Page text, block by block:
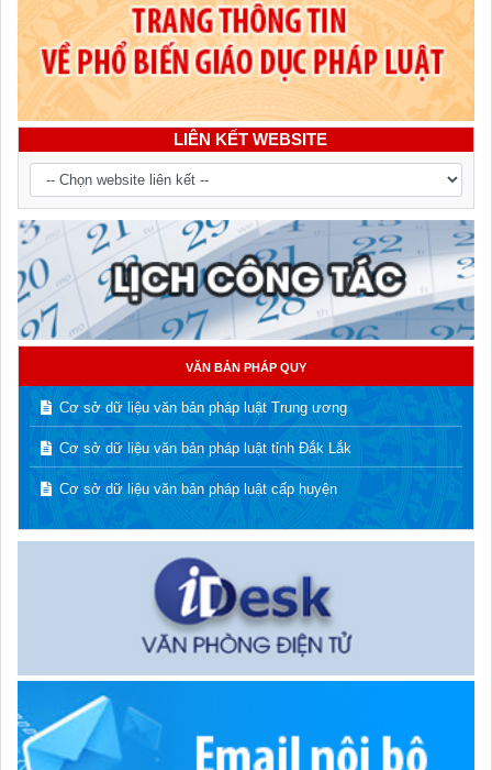
LIÊN KẾT WEBSITE
VĂN BẢN PHÁP QUY
Cơ sở dữ liệu văn bản pháp luật Trung ương
Cơ sở dữ liệu văn bản pháp luật tỉnh Đắk Lắk
Cơ sở dữ liệu văn bản pháp luật cấp huyện